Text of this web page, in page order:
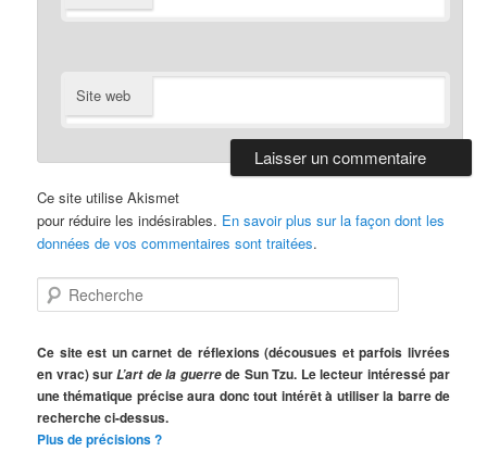
Site web
Ce site utilise Akismet
pour réduire les indésirables. En savoir plus sur la façon dont les
données de vos commentaires sont traitées.
e
h
e
r
c
h
Ce site est un carnet de réflexions (décousues et parfois livrées
en vrac) surL’art de la guerrede Sun Tzu. Le lecteur intéressé par
une thématique précise aura donc tout intérêt à utiliser la barre de
recherche ci-dessus.
Plus de précisions ?